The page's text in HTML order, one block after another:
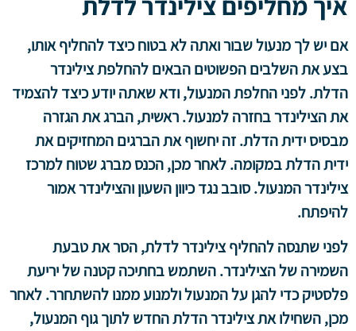
אם יש לך מנעול שבור ואתה לא בטוח כיצד להחליף אותו,
בצע את השלבים הפשוטים הבאים להחלפת צילינדר
הדלת. לפני החלפת המנעול, ודא שאתה יודע כיצד להצמיד
את הצילינדר בחזרה למנעול. ראשית, הברג את הגזרה
מבסיס ידית הדלת. זה יחשוף את הברגים המחזיקים את
ידית הדלת במקומה. לאחר מכן, הכנס מברג שטוח למרכז
צילינדר המנעול. סובב נגד כיוון השעון והצילינדר אמור
להיפתח.
לפני שתנסה להחליף צילינדר לדלת, הסר את טבעת
השמירה של הצילינדר. השתמש בחתיכה קטנה של יריעת
פלסטיק כדי להגן על המנעול ולמנוע ממנו להשתחרר. לאחר
מכן, השחילו את צילינדר הדלת החדש לתוך גוף המנעול,